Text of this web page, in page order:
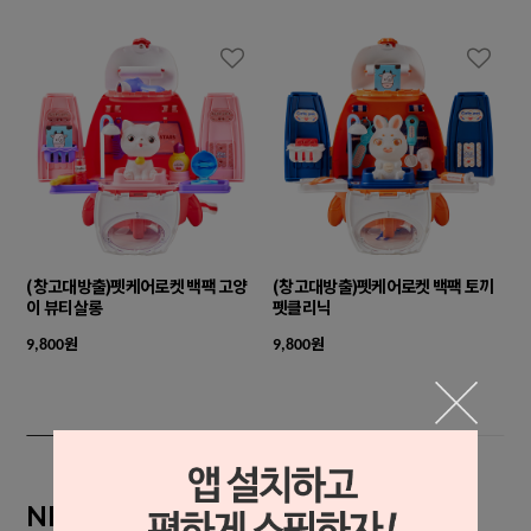
(창고대방출)펫케어로켓 백팩 고양
이 뷰티살롱
9,800원
(창고대방출)펫케어로켓 백팩 토끼
펫클리닉
9,800원
NEW ARRIVAL